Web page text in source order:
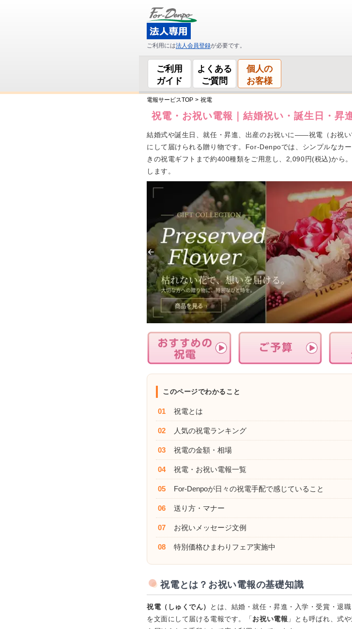
ご利用には法人会員登録が必要です。
ご利用
ガイド
よくある
ご質問
個人の
お客様
電報サービスTOP > 祝電
祝電・お祝い電報｜結婚祝い・誕生日・昇
結婚式や誕生日、就任・昇進、出産のお祝いに——祝電（お祝
にして届けられる贈り物です。For-Denpoでは、シンプルなカ
きの祝電ギフトまで約400種類をご用意し、2,090円(税込)から
します。
このページでわかること
01 祝電とは
02 人気の祝電ランキング
03 祝電の金額・相場
04 祝電・お祝い電報一覧
05 For-Denpoが日々の祝電手配で感じていること
06 送り方・マナー
07 お祝いメッセージ文例
08 特別価格ひまわりフェア実施中
祝電とは？お祝い電報の基礎知識
祝電（しゅくでん）
とは、結婚・就任・昇進・入学・受賞・退
を文面にして届ける電報です。「お祝い電報 」とも呼ばれ、式